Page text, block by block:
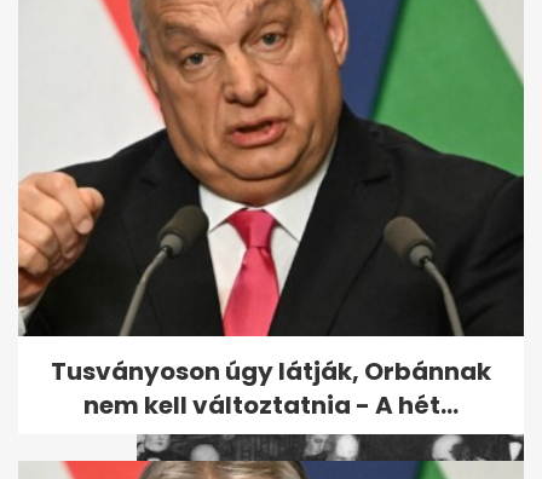
Ezt jelentik a telefon apró
lyukai: a jobb hangzás miatt is
kellenek
Tusványoson úgy látják, Orbánnak
nem kell változtatnia - A hét...